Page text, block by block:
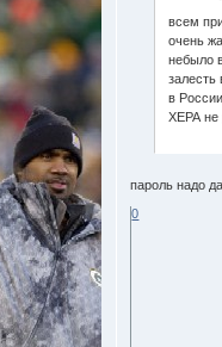
всем
очень
небыло
залесть
в
ХЕРА не
пароль надо
0